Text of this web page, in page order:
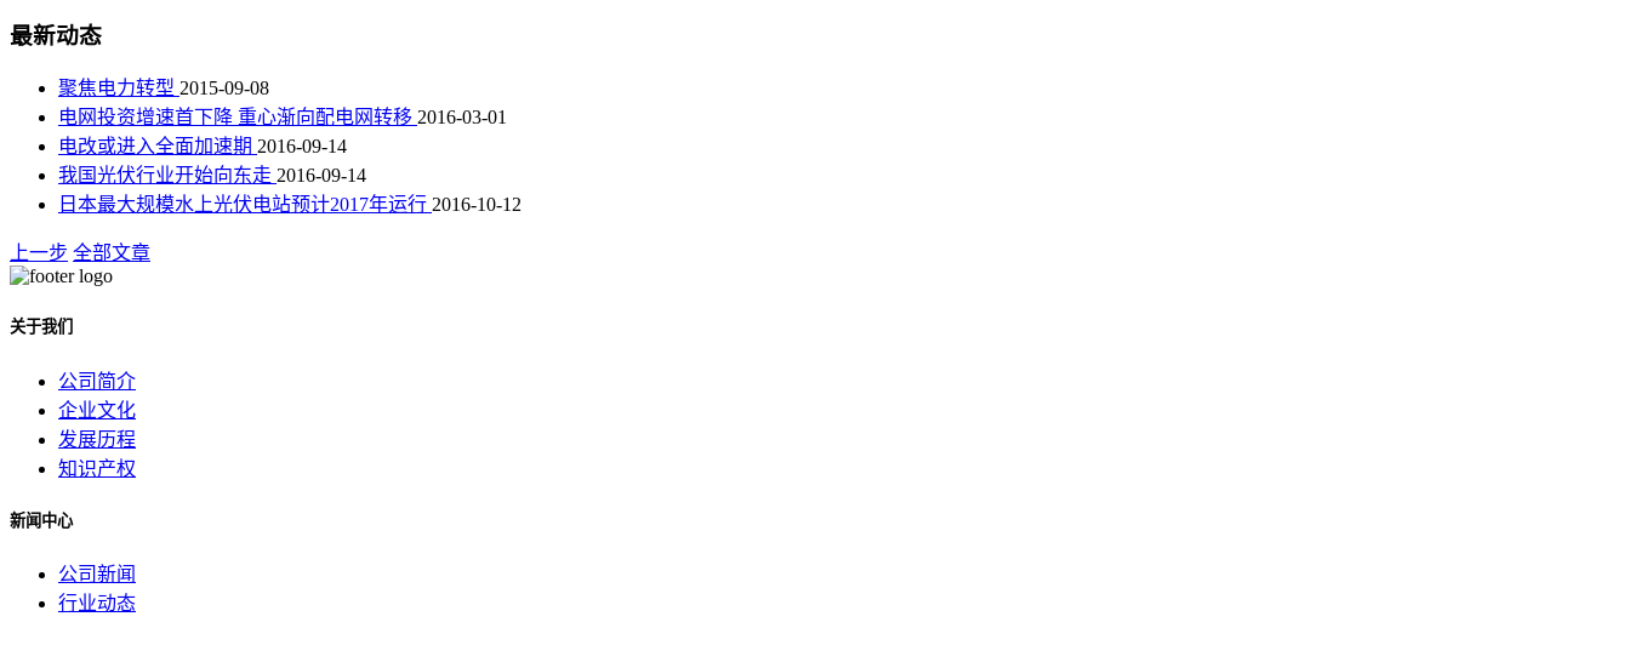
最新动态
聚焦电力转型 2015-09-08
电网投资增速首下降 重心渐向配电网转移 2016-03-01
电改或进入全面加速期 2016-09-14
我国光伏行业开始向东走 2016-09-14
日本最大规模水上光伏电站预计2017年运行 2016-10-12
上一步 全部文章
关于我们
公司简介
企业文化
发展历程
知识产权
新闻中心
公司新闻
行业动态